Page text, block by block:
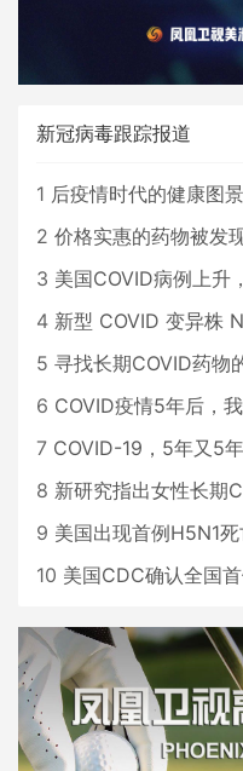
新冠病毒跟踪报道
1 后疫情时代的健康图景
2 价格实惠的药物被发
3 美国COVID病例上升
4 新型 COVID 变异株
5 寻找长期COVID药物
6 COVID疫情5年后，我
7 COVID-19，5年又5
8 新研究指出女性长期
9 美国出现首例H5N1
10 美国CDC确认全国首例